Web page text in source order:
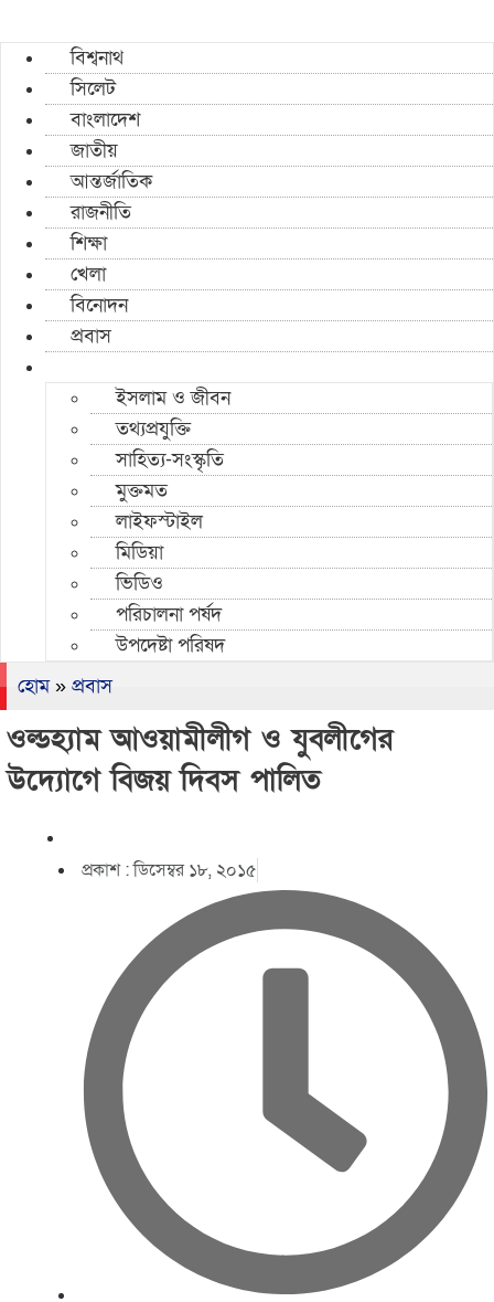
বিশ্বনাথ
সিলেট
বাংলাদেশ
জাতীয়
আন্তর্জাতিক
রাজনীতি
শিক্ষা
খেলা
বিনোদন
প্রবাস
ইসলাম ও জীবন
তথ্যপ্রযুক্তি
সাহিত্য-সংস্কৃতি
মুক্তমত
লাইফস্টাইল
মিডিয়া
ভিডিও
পরিচালনা পর্ষদ
উপদেষ্টা পরিষদ
হোম» প্রবাস
ওল্ডহ্যাম আওয়ামীলীগ ও যুবলীগের
উদ্যোগে বিজয় দিবস পালিত
প্রকাশ :ডিসেম্বর ১৮, ২০১৫